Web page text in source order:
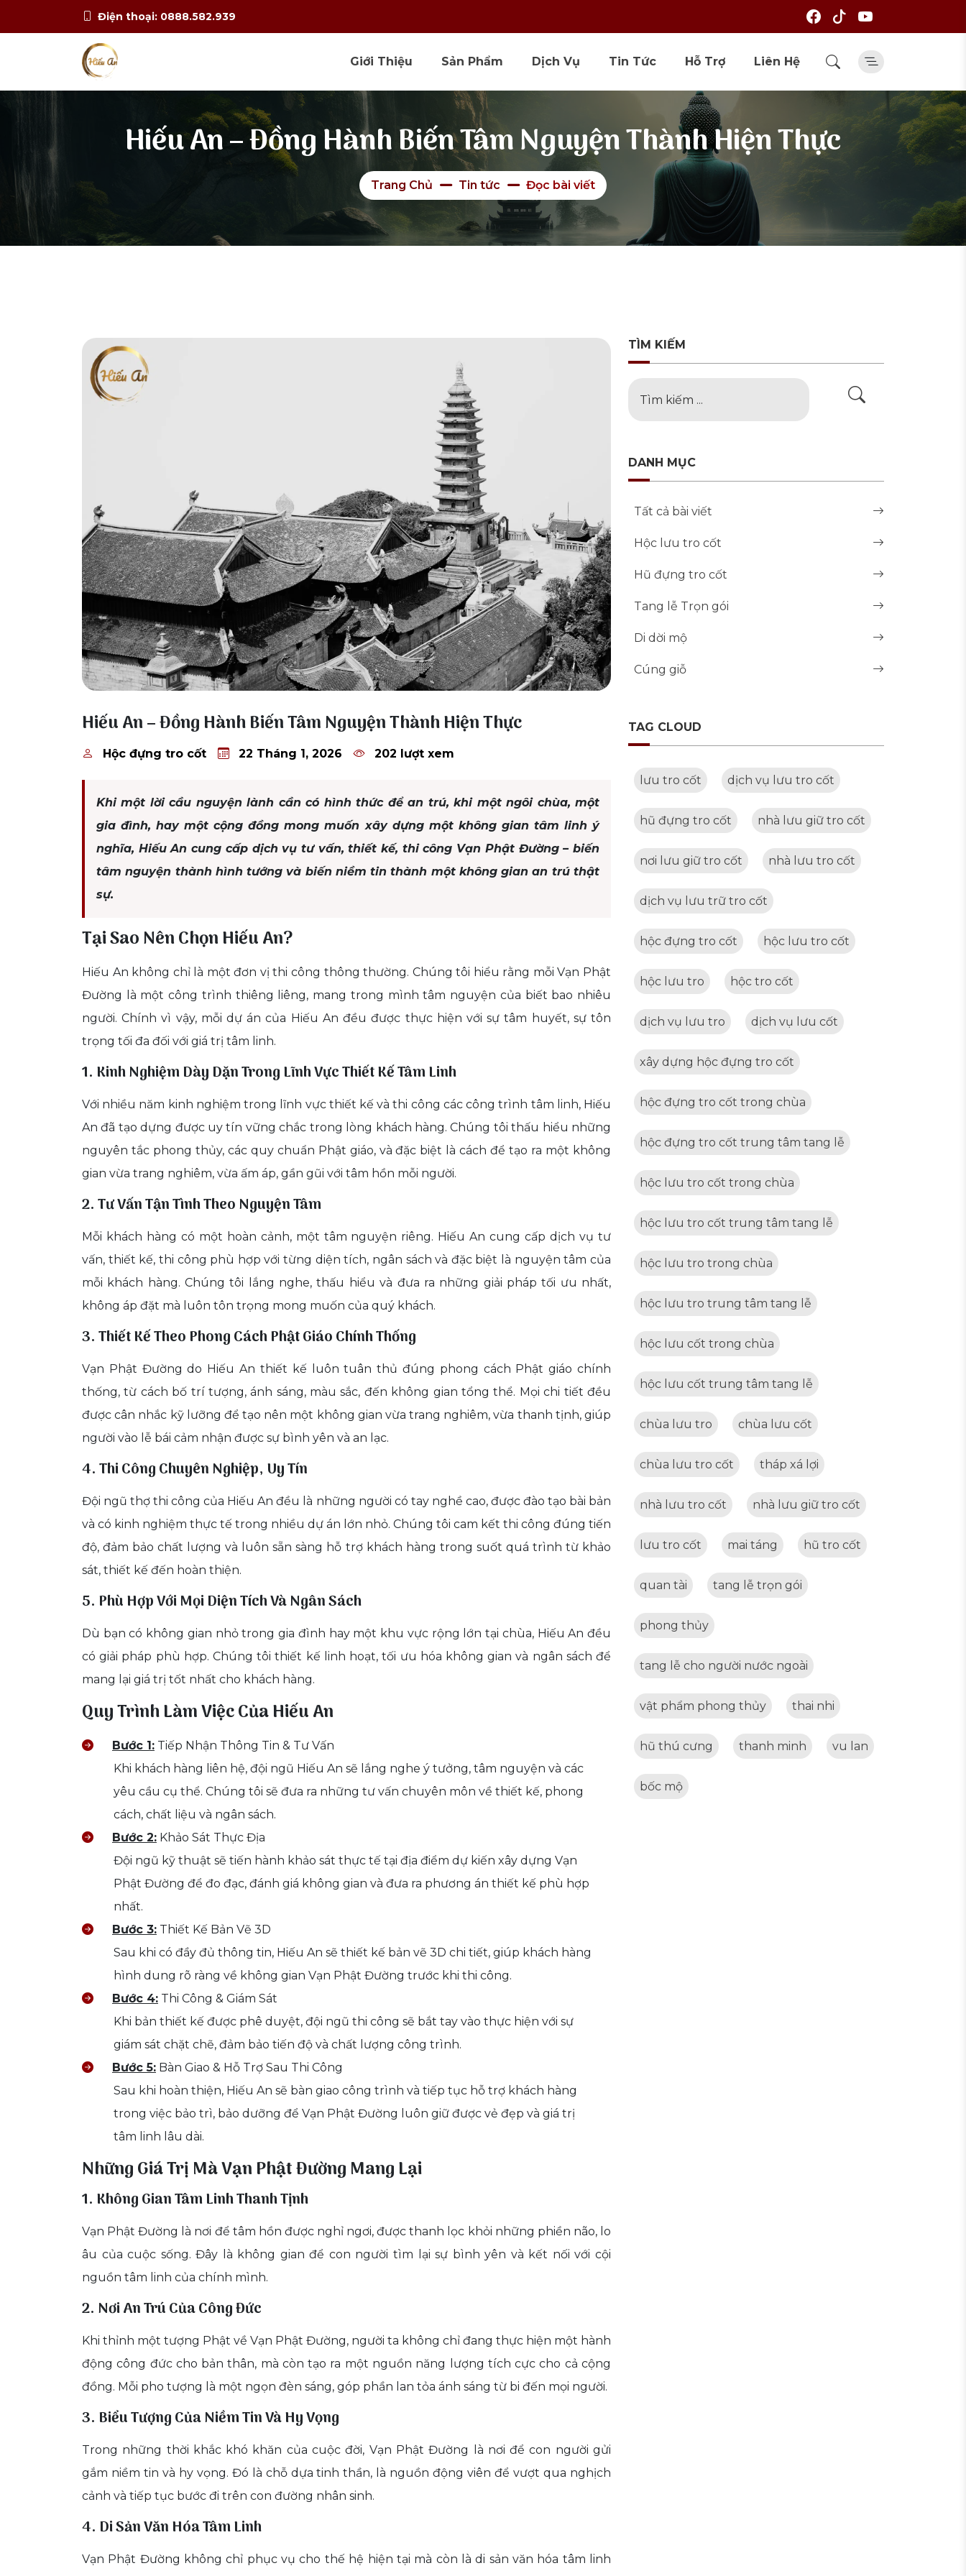
Điện thoại: 0888.582.939
Giới Thiệu Sản Phẩm Dịch Vụ Tin Tức Hỗ Trợ Liên Hệ
Hiếu An – Đồng Hành Biến Tâm Nguyện Thành Hiện Thực
Trang Chủ Tin tức Đọc bài viết
Hiếu An – Đồng Hành Biến Tâm Nguyện Thành Hiện Thực
Hộc đựng tro cốt 22 Tháng 1, 2026 202 lượt xem
Khi một lời cầu nguyện lành cần có hình thức để an trú, khi một ngôi chùa, một
gia đình, hay một cộng đồng mong muốn xây dựng một không gian tâm linh ý
nghĩa, Hiếu An cung cấp dịch vụ tư vấn, thiết kế, thi công Vạn Phật Đường – biến
tâm nguyện thành hình tướng và biến niềm tin thành một không gian an trú thật
sự.
Tại Sao Nên Chọn Hiếu An?
Hiếu An không chỉ là một đơn vị thi công thông thường. Chúng tôi hiểu rằng mỗi Vạn Phật
Đường là một công trình thiêng liêng, mang trong mình tâm nguyện của biết bao nhiêu
người. Chính vì vậy, mỗi dự án của Hiếu An đều được thực hiện với sự tâm huyết, sự tôn
trọng tối đa đối với giá trị tâm linh.
1. Kinh Nghiệm Dày Dặn Trong Lĩnh Vực Thiết Kế Tâm Linh
Với nhiều năm kinh nghiệm trong lĩnh vực thiết kế và thi công các công trình tâm linh, Hiếu
An đã tạo dựng được uy tín vững chắc trong lòng khách hàng. Chúng tôi thấu hiểu những
nguyên tắc phong thủy, các quy chuẩn Phật giáo, và đặc biệt là cách để tạo ra một không
gian vừa trang nghiêm, vừa ấm áp, gần gũi với tâm hồn mỗi người.
2. Tư Vấn Tận Tình Theo Nguyện Tâm
Mỗi khách hàng có một hoàn cảnh, một tâm nguyện riêng. Hiếu An cung cấp dịch vụ tư
vấn, thiết kế, thi công phù hợp với từng diện tích, ngân sách và đặc biệt là nguyện tâm của
mỗi khách hàng. Chúng tôi lắng nghe, thấu hiểu và đưa ra những giải pháp tối ưu nhất,
không áp đặt mà luôn tôn trọng mong muốn của quý khách.
3. Thiết Kế Theo Phong Cách Phật Giáo Chính Thống
Vạn Phật Đường do Hiếu An thiết kế luôn tuân thủ đúng phong cách Phật giáo chính
thống, từ cách bố trí tượng, ánh sáng, màu sắc, đến không gian tổng thể. Mọi chi tiết đều
được cân nhắc kỹ lưỡng để tạo nên một không gian vừa trang nghiêm, vừa thanh tịnh, giúp
người vào lễ bái cảm nhận được sự bình yên và an lạc.
4. Thi Công Chuyên Nghiệp, Uy Tín
Đội ngũ thợ thi công của Hiếu An đều là những người có tay nghề cao, được đào tạo bài bản
và có kinh nghiệm thực tế trong nhiều dự án lớn nhỏ. Chúng tôi cam kết thi công đúng tiến
độ, đảm bảo chất lượng và luôn sẵn sàng hỗ trợ khách hàng trong suốt quá trình từ khảo
sát, thiết kế đến hoàn thiện.
5. Phù Hợp Với Mọi Diện Tích Và Ngân Sách
Dù bạn có không gian nhỏ trong gia đình hay một khu vực rộng lớn tại chùa, Hiếu An đều
có giải pháp phù hợp. Chúng tôi thiết kế linh hoạt, tối ưu hóa không gian và ngân sách để
mang lại giá trị tốt nhất cho khách hàng.
Quy Trình Làm Việc Của Hiếu An
Bước 1: Tiếp Nhận Thông Tin & Tư Vấn
Khi khách hàng liên hệ, đội ngũ Hiếu An sẽ lắng nghe ý tưởng, tâm nguyện và các
yêu cầu cụ thể. Chúng tôi sẽ đưa ra những tư vấn chuyên môn về thiết kế, phong
cách, chất liệu và ngân sách.
Bước 2: Khảo Sát Thực Địa
Đội ngũ kỹ thuật sẽ tiến hành khảo sát thực tế tại địa điểm dự kiến xây dựng Vạn
Phật Đường để đo đạc, đánh giá không gian và đưa ra phương án thiết kế phù hợp
nhất.
Bước 3: Thiết Kế Bản Vẽ 3D
Sau khi có đầy đủ thông tin, Hiếu An sẽ thiết kế bản vẽ 3D chi tiết, giúp khách hàng
hình dung rõ ràng về không gian Vạn Phật Đường trước khi thi công.
Bước 4: Thi Công & Giám Sát
Khi bản thiết kế được phê duyệt, đội ngũ thi công sẽ bắt tay vào thực hiện với sự
giám sát chặt chẽ, đảm bảo tiến độ và chất lượng công trình.
Bước 5: Bàn Giao & Hỗ Trợ Sau Thi Công
Sau khi hoàn thiện, Hiếu An sẽ bàn giao công trình và tiếp tục hỗ trợ khách hàng
trong việc bảo trì, bảo dưỡng để Vạn Phật Đường luôn giữ được vẻ đẹp và giá trị
tâm linh lâu dài.
Những Giá Trị Mà Vạn Phật Đường Mang Lại
1. Không Gian Tâm Linh Thanh Tịnh
Vạn Phật Đường là nơi để tâm hồn được nghỉ ngơi, được thanh lọc khỏi những phiền não, lo
âu của cuộc sống. Đây là không gian để con người tìm lại sự bình yên và kết nối với cội
nguồn tâm linh của chính mình.
2. Nơi An Trú Của Công Đức
Khi thỉnh một tượng Phật về Vạn Phật Đường, người ta không chỉ đang thực hiện một hành
động công đức cho bản thân, mà còn tạo ra một nguồn năng lượng tích cực cho cả cộng
đồng. Mỗi pho tượng là một ngọn đèn sáng, góp phần lan tỏa ánh sáng từ bi đến mọi người.
3. Biểu Tượng Của Niềm Tin Và Hy Vọng
Trong những thời khắc khó khăn của cuộc đời, Vạn Phật Đường là nơi để con người gửi
gắm niềm tin và hy vọng. Đó là chỗ dựa tinh thần, là nguồn động viên để vượt qua nghịch
cảnh và tiếp tục bước đi trên con đường nhân sinh.
4. Di Sản Văn Hóa Tâm Linh
Vạn Phật Đường không chỉ phục vụ cho thế hệ hiện tại mà còn là di sản văn hóa tâm linh
TÌM KIẾM
DANH MỤC
Tất cả bài viết
Hộc lưu tro cốt
Hũ đựng tro cốt
Tang lễ Trọn gói
Di dời mộ
Cúng giỗ
TAG CLOUD
lưu tro cốt dịch vụ lưu tro cốt
hũ đựng tro cốt nhà lưu giữ tro cốt
nơi lưu giữ tro cốt nhà lưu tro cốt
dịch vụ lưu trữ tro cốt
hộc đựng tro cốt hộc lưu tro cốt
hộc lưu tro hộc tro cốt
dịch vụ lưu tro dịch vụ lưu cốt
xây dựng hộc đựng tro cốt
hộc đựng tro cốt trong chùa
hộc đựng tro cốt trung tâm tang lễ
hộc lưu tro cốt trong chùa
hộc lưu tro cốt trung tâm tang lễ
hộc lưu tro trong chùa
hộc lưu tro trung tâm tang lễ
hộc lưu cốt trong chùa
hộc lưu cốt trung tâm tang lễ
chùa lưu tro chùa lưu cốt
chùa lưu tro cốt tháp xá lợi
nhà lưu tro cốt nhà lưu giữ tro cốt
lưu tro cốt mai táng hũ tro cốt
quan tài tang lễ trọn gói
phong thủy
tang lễ cho người nước ngoài
vật phẩm phong thủy thai nhi
hũ thú cưng thanh minh vu lan
bốc mộ